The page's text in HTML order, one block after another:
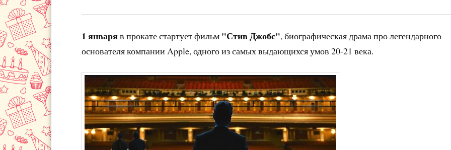
1 январяв прокате стартует фильм "Стив Джобс", биографическая драма про легендарного
основателя компании Apple, одного из самых выдающихся умов 20-21 века.